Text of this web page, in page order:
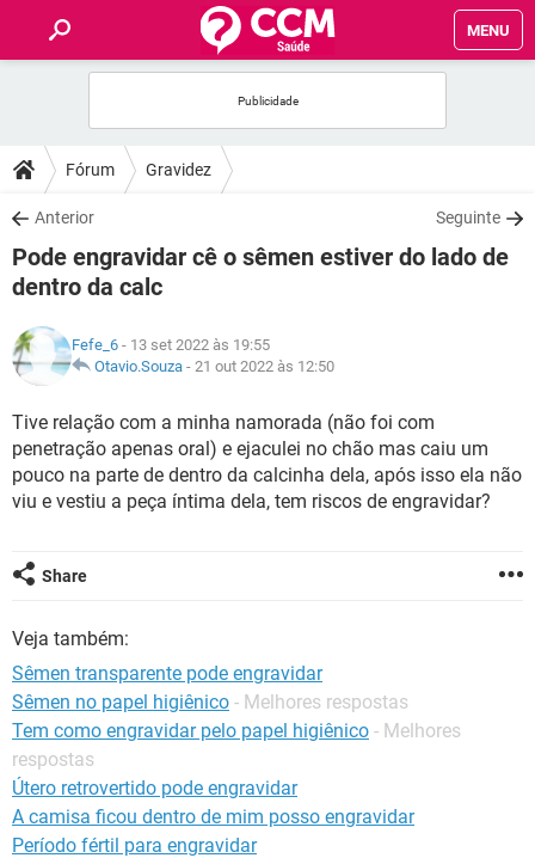
MENU
FÓRUM
SAÚDE
FAMÍLIA
NUTRIÇÃO
SEXUALIDADE
Fórum Gravidez
Anterior Seguinte
Pode engravidar cê o sêmen estiver do lado de
dentro da calc
Fefe_6 - 13 set 2022 às 19:55
Otavio.Souza - 21 out 2022 às 12:50
Tive relação com a minha namorada (não foi com
penetração apenas oral) e ejaculei no chão mas caiu um
pouco na parte de dentro da calcinha dela, após isso ela não
viu e vestiu a peça íntima dela, tem riscos de engravidar?
Share
Veja também:
Sêmen transparente pode engravidar
Sêmen no papel higiênico - Melhores respostas
Tem como engravidar pelo papel higiênico - Melhores
respostas
Útero retrovertido pode engravidar
A camisa ficou dentro de mim posso engravidar
Período fértil para engravidar